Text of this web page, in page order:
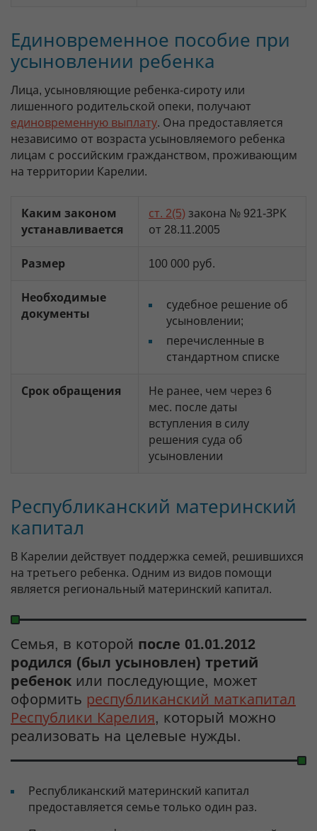
Единовременное пособие при
усыновлении ребенка
Лица, усыновляющие ребенка-сироту или
лишенного родительской опеки, получают
единовременную выплату. Она предоставляется
независимо от возраста усыновляемого ребенка
лицам с российским гражданством, проживающим
на территории Карелии.
Каким законом
устанавливается
ст. 2(5) закона № 921-ЗРК
от 28.11.2005
Размер 100 000 руб.
Необходимые
документы
судебное решение об
усыновлении;
перечисленные в
стандартном списке
Срок обращения
Не ранее, чем через 6
мес. после даты
вступления в силу
решения суда об
усыновлении
Республиканский материнский
капитал
В Карелии действует поддержка семей, решившихся
на третьего ребенка. Одним из видов помощи
является региональный материнский капитал.
Семья, в которой после 01.01.2012
родился (был усыновлен) третий
ребенок или последующие, может
оформить республиканский маткапитал
Республики Карелия, который можно
реализовать на целевые нужды.
Республиканский материнский капитал
предоставляется семье только один раз.